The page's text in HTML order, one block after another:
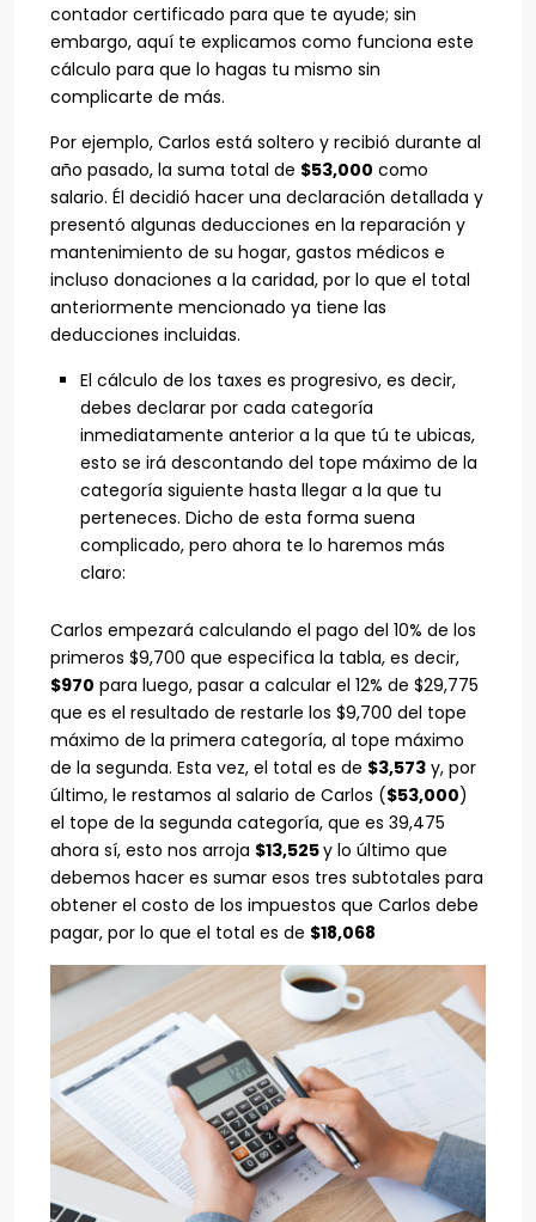
contador certificado para que te ayude; sin
embargo, aquí te explicamos como funciona este
cálculo para que lo hagas tu mismo sin
complicarte de más.
Por ejemplo, Carlos está soltero y recibió durante al
año pasado, la suma total de $53,000 como
salario. Él decidió hacer una declaración detallada y
presentó algunas deducciones en la reparación y
mantenimiento de su hogar, gastos médicos e
incluso donaciones a la caridad, por lo que el total
anteriormente mencionado ya tiene las
deducciones incluidas.
El cálculo de los taxes es progresivo, es decir,
debes declarar por cada categoría
inmediatamente anterior a la que tú te ubicas,
esto se irá descontando del tope máximo de la
categoría siguiente hasta llegar a la que tu
perteneces. Dicho de esta forma suena
complicado, pero ahora te lo haremos más
claro:
Carlos empezará calculando el pago del 10% de los
primeros $9,700 que especifica la tabla, es decir,
$970 para luego, pasar a calcular el 12% de $29,775
que es el resultado de restarle los $9,700 del tope
máximo de la primera categoría, al tope máximo
de la segunda. Esta vez, el total es de $3,573 y, por
último, le restamos al salario de Carlos ($53,000)
el tope de la segunda categoría, que es 39,475
ahora sí, esto nos arroja $13,525y lo último que
debemos hacer es sumar esos tres subtotales para
obtener el costo de los impuestos que Carlos debe
pagar, por lo que el total es de $18,068